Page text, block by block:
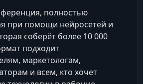
полностью
при помощи нейросетей и
соберёт более 10 000
подходит
маркетологам,
и всем, кто хочет